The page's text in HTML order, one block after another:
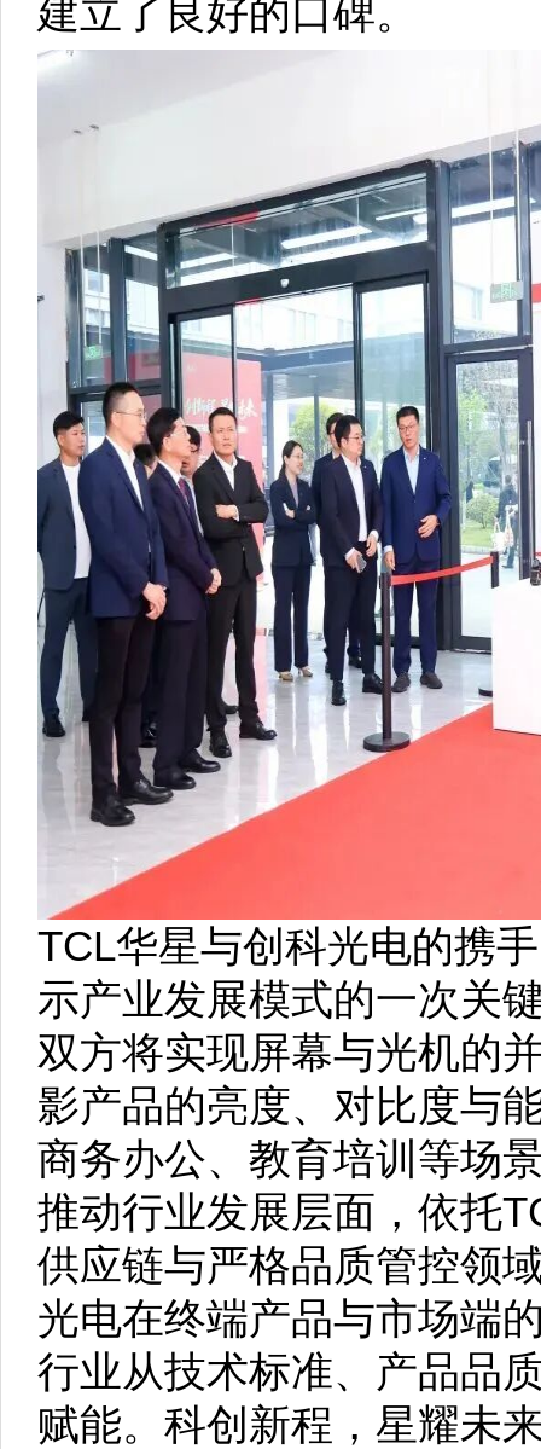
建立了良好的口碑。
TCL华星与创科光电的携
示产业发展模式的一次关
双方将实现屏幕与光机的
影产品的亮度、对比度与
商务办公、教育培训等场
推动行业发展层面，依托
供应链与严格品质管控领
光电在终端产品与市场端
行业从技术标准、产品品
赋能。科创新程，星耀未